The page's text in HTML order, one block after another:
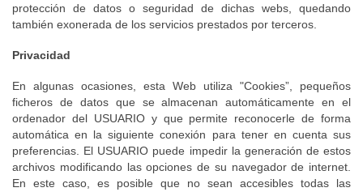
protección de datos o seguridad de dichas webs, quedando
también exonerada de los servicios prestados por terceros.
Privacidad
En algunas ocasiones, esta Web utiliza "Cookies”, pequeños
ficheros de datos que se almacenan automáticamente en el
ordenador del USUARIO y que permite reconocerle de forma
automática en la siguiente conexión para tener en cuenta sus
preferencias. El USUARIO puede impedir la generación de estos
archivos modificando las opciones de su navegador de internet.
En este caso, es posible que no sean accesibles todas las